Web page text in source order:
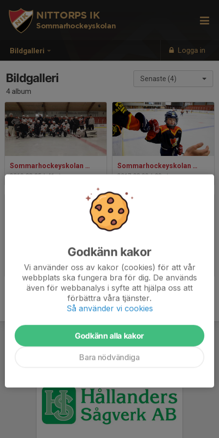
Bildgalleri Logga in
NITTORPS IK
Sommarhockeyskolan
Senaste (4)
Bildgalleri
4 album
Sommarhockeyskolan 2019
2019-08-05 | 41 st
Sommarhockeyskolan 2017
2017-08-23 | 23 st
Sommarhockeyskolan 2016 #2
2016-08-16 | 23 st 2016-08-11 | 8 st
Godkänn kakor
Vi använder oss av kakor (cookies) för att vår
webbplats ska fungera bra för dig. De används
även för webbanalys i syfte att hjälpa oss att
förbättra våra tjänster.
Så använder vi cookies
Godkänn alla kakor
Bara nödvändiga